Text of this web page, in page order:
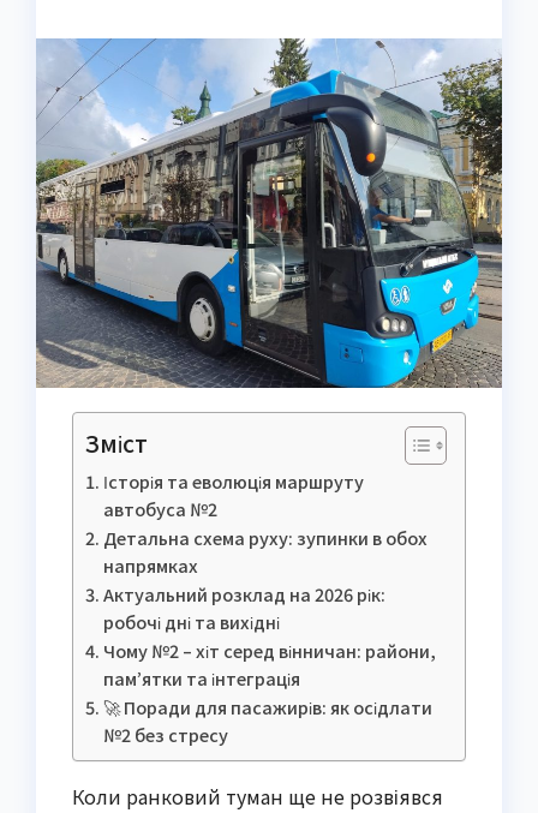
Зміст
Історія та еволюція маршруту
автобуса №2
Детальна схема руху: зупинки в обох
напрямках
Актуальний розклад на 2026 рік:
робочі дні та вихідні
Чому №2 – хіт серед вінничан: райони,
пам’ятки та інтеграція
🚀 Поради для пасажирів: як осідлати
№2 без стресу
Коли ранковий туман ще не розвіявся